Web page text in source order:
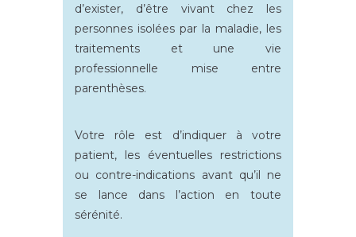
d’exister, d’être vivant chez les
personnes isolées par la maladie, les
traitements et une vie
professionnelle mise entre
parenthèses.
Votre rôle est d’indiquer à votre
patient, les éventuelles restrictions
ou contre-indications avant qu’il ne
se lance dans l’action en toute
sérénité.